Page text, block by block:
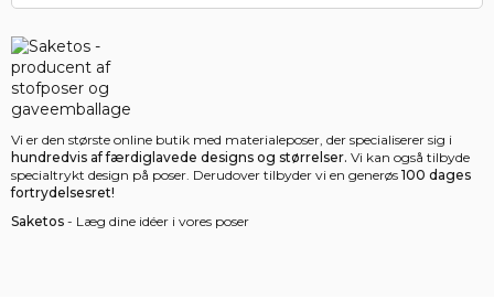
Vi er den største online butik med materialeposer, der specialiserer sig i
hundredvis af færdiglavede designs og størrelser. Vi kan også tilbyde
specialtrykt design på poser. Derudover tilbyder vi en generøs 100 dages
fortrydelsesret!
Saketos - Læg dine idéer i vores poser